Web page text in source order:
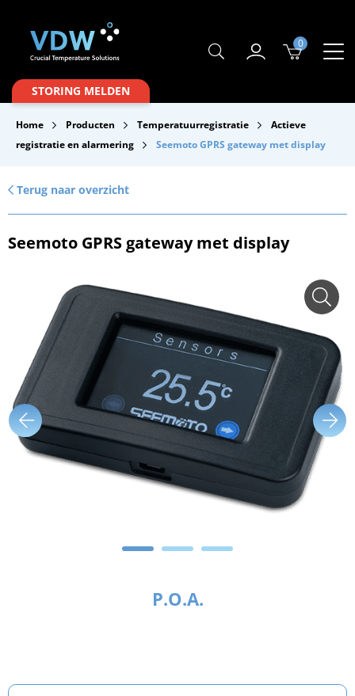
Producten
Branches
Merken
Contact
0
STORING MELDEN
Home Producten Temperatuurregistratie
Actieve
registratie en alarmering
Seemoto GPRS gateway met display
Terug naar overzicht
Seemoto GPRS gateway met display
P.O.A.